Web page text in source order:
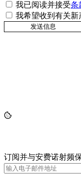
我已阅读并接受条
我希望收到有关新
订阅并与安费诺射频